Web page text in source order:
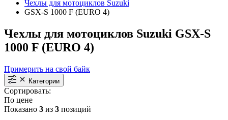
Чехлы для мотоциклов Suzuki
GSX-S 1000 F (EURO 4)
Чехлы для мотоциклов Suzuki GSX-S
1000 F (EURO 4)
Примерить на свой байк
Категории
Сортировать:
По цене
Показано 3 из 3 позиций